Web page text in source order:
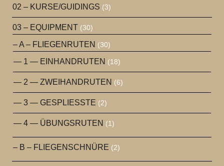
02 – KURSE/GUIDINGS (3)
03 – EQUIPMENT (30)
– A – FLIEGENRUTEN (30)
— 1 — EINHANDRUTEN (18)
— 2 — ZWEIHANDRUTEN (6)
— 3 — GESPLIESSTE (2)
— 4 — ÜBUNGSRUTEN (1)
– B – FLIEGENSCHNÜRE (2)